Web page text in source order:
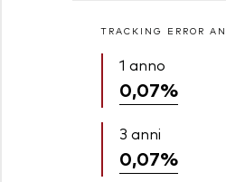
TRACKING ERROR
1 anno
0,07%
3 anni
0,07%